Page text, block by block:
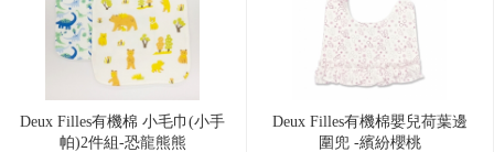
Deux Filles有機棉 小毛巾(小手
帕)2件組-恐龍熊熊
Deux Filles有機棉嬰兒荷葉邊
圍兜 -繽紛櫻桃